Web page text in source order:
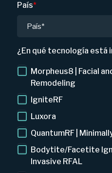
País*
¿En qué tecnología está
Morpheus8 | Facial
Remodeling
IgniteRF
Luxora
QuantumRF |
Bodytite/Facetite
Invasive RFAL